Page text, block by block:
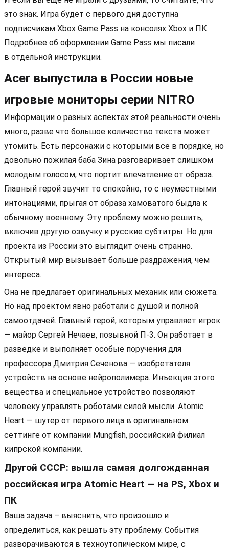
это знак. Игра будет с первого дня доступна
подписчикам Xbox Game Pass на консолях Xbox и ПК.
Подробнее об оформлении Game Pass мы писали
в отдельной инструкции.
Acer выпустила в России новые
игровые мониторы серии NITRO
Информации о разных аспектах этой реальности очень
много, разве что большое количество текста может
утомить. Есть персонажи с которыми все в порядке, но
довольно пожилая баба Зина разговаривает слишком
молодым голосом, что портит впечатление от образа.
Главный герой звучит то спокойно, то с неуместными
интонациями, прыгая от образа хамоватого быдла к
обычному военному. Эту проблему можно решить,
включив другую озвучку и русские субтитры. Но для
проекта из России это выглядит очень странно.
Открытый мир вызывает больше раздражения, чем
интереса.
Она не предлагает оригинальных механик или сюжета.
Но над проектом явно работали с душой и полной
самоотдачей. Главный герой, которым управляет игрок
— майор Сергей Нечаев, позывной П-3. Он работает в
разведке и выполняет особые поручения для
профессора Дмитрия Сеченова — изобретателя
устройств на основе нейрополимера. Инъекция этого
вещества и специальное устройство позволяют
человеку управлять роботами силой мысли. Atomic
Heart — шутер от первого лица в оригинальном
сеттинге от компании Mungfish, российский филиал
кипрской компании.
Другой СССР: вышла самая долгожданная
российская игра Atomic Heart — на PS, Xbox и
ПК
Ваша задача – выяснить, что произошло и
определиться, как решать эту проблему. События
разворачиваются в техноутопическом мире, с